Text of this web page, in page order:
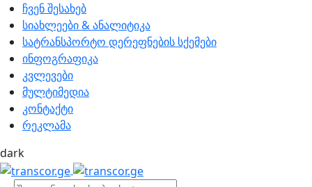
ჩვენ შესახებ
სიახლეები & ანალიტიკა
სატრანსპორტო დერეფნების სქემები
ინფოგრაფიკა
კვლევები
მულტიმედია
კონტაქტი
რეკლამა
dark